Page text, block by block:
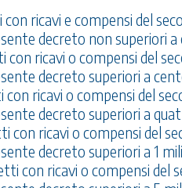
ricavi e compensi del
decreto non superiori a
ricavi o compensi del
decreto superiori a
ricavi o compensi del
decreto superiori a
con ricavi o compensi del
decreto superiori a 1
con ricavi o compensi del